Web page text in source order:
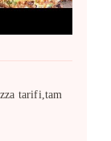
tarifi,tam